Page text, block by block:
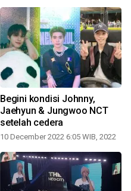
Begini kondisi Johnny,
Jaehyun & Jungwoo NCT
setelah cedera
10 December 2022 6:05 WIB, 2022